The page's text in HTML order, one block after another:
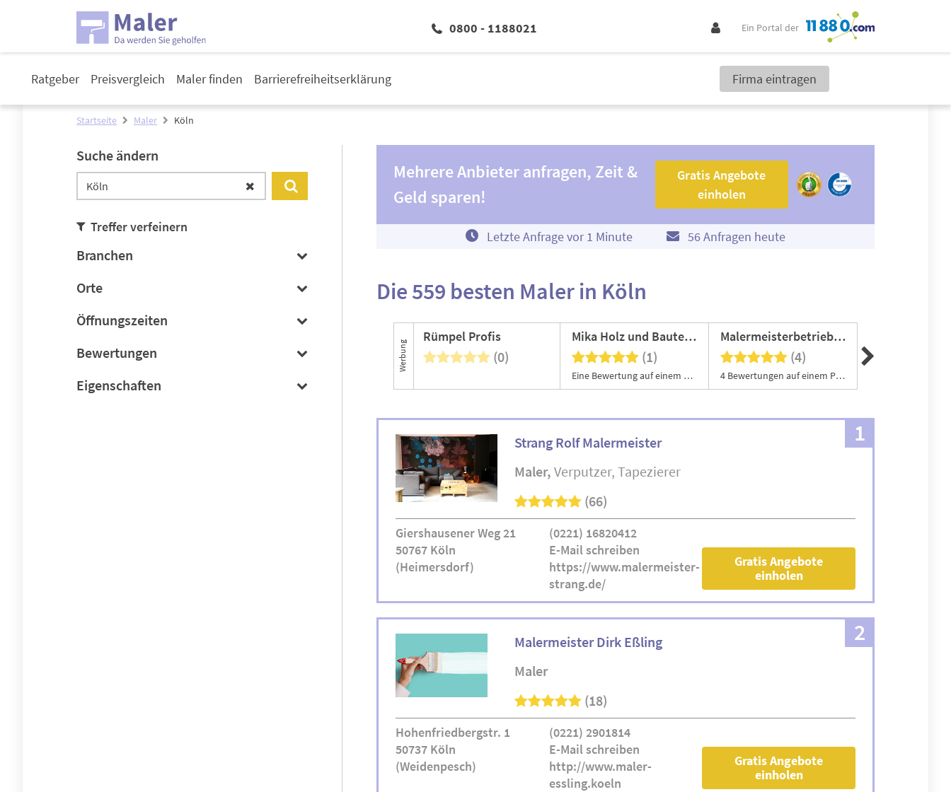
0800 - 1188021 Ein Portal der
Ratgeber Preisvergleich Maler finden Barrierefreiheitserklärung Firma eintragen
Startseite Maler Köln
Suche ändern
Treffer verfeinern
Branchen
Orte
Öffnungszeiten
Bewertungen
Eigenschaften
Mehrere Anbieter anfragen, Zeit &
Geld sparen!
Gratis Angebote
einholen
Letzte Anfrage vor 1 Minute 56 Anfragen heute
Die 559 besten Maler in Köln
Werbung
Rümpel Profis
(0)
Mika Holz und Bautenschutz
(1)
Eine Bewertung auf einem Portal
Malermeisterbetrieb Paint Brothers
(4)
4 Bewertungen auf einem Portal
1
Strang Rolf Malermeister
Maler Verputzer Tapezierer
(66)
Giershausener Weg 21
50767 Köln
(Heimersdorf)
(0221) 16820412
E-Mail schreiben
https://www.malermeister-
strang.de/
Gratis Angebote
einholen
2
Malermeister Dirk Eßling
Maler
(18)
Hohenfriedbergstr. 1
50737 Köln
(Weidenpesch)
(0221) 2901814
E-Mail schreiben
http://www.maler-
essling.koeln
Gratis Angebote
einholen